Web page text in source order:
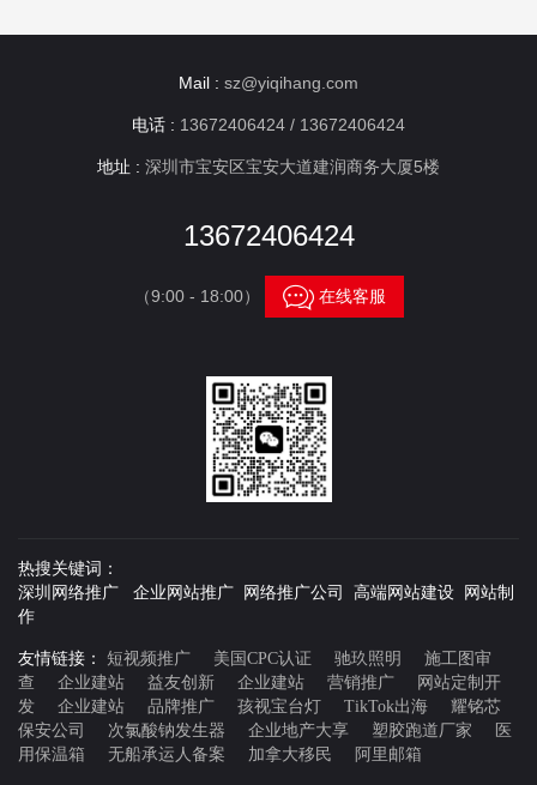
Mail : sz@yiqihang.com
电话 : 13672406424 / 13672406424
地址 : 深圳市宝安区宝安大道建润商务大厦5楼
13672406424
（9:00 - 18:00） 在线客服
热搜关键词：
深圳网络推广 企业网站推广 网络推广公司 高端网站建设 网站制
作
友情链接： 短视频推广 美国CPC认证 驰玖照明
施工图审
查
企业建站 益友创新 企业建站 营销推广
网站定制开
发
企业建站 品牌推广 孩视宝台灯 TikTok出海
耀铭芯
保安公司
次氯酸钠发生器 企业地产大享 塑胶跑道厂家
医
用保温箱
无船承运人备案 加拿大移民 阿里邮箱